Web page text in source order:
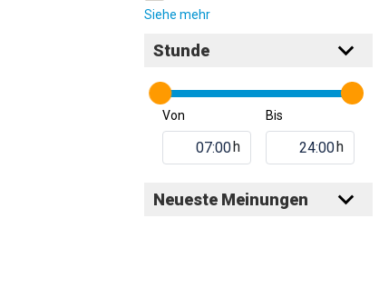
Siehe mehr
Stunde
Von
h
Bis
h
Neueste Meinungen